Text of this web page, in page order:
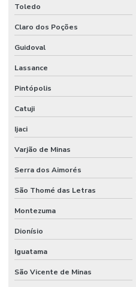
Toledo
Claro dos Poções
Guidoval
Lassance
Pintópolis
Catuji
Ijaci
Varjão de Minas
Serra dos Aimorés
São Thomé das Letras
Montezuma
Dionísio
Iguatama
São Vicente de Minas